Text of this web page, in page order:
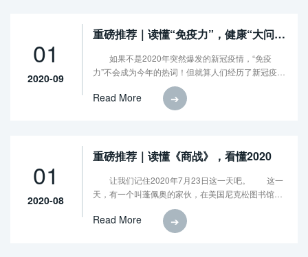
01
2020-09
重磅推荐｜读懂“免疫力”，健康“大问
如果不是2020年突然爆发的新冠疫情，“免疫
力”不会成为今年的热词！但就算人们经历了新冠疫
情，就算我们每天把“免疫力”挂在嘴边，但真要让你
说出“免疫力”的准确定义，估计没有几个人能答出
Read More ➔
01
2020-08
重磅推荐｜读懂《商战》，看懂2020
让我们记住2020年7月23日这一天吧。 这一
天，有一个叫蓬佩奥的家伙，在美国尼克松图书馆发
表对华政策演讲，将今天的世界定义为正在经历“自由
世界与暴政之间的战争”，并对中国从内政到外交进行
了全面、彻底的否定。
Read More ➔